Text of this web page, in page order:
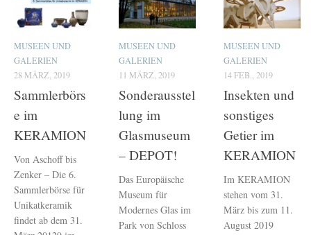
MUSEEN UND
GALERIEN
28 MÄRZ, 2019
Sammlerbörs
e im
KERAMION
Von Aschoff bis
Zenker – Die 6.
Sammlerbörse für
Unikatkeramik
findet ab dem 31.
MUSEEN UND
GALERIEN
11 MÄRZ, 2019
Sonderausstel
lung im
Glasmuseum
– DEPOT!
Das Europäische
Museum für
Modernes Glas im
Park von Schloss
MUSEEN UND
GALERIEN
14 FEB., 2019
Insekten und
sonstiges
Getier im
KERAMION
Im KERAMION
stehen vom 31.
März bis zum 11.
August 2019